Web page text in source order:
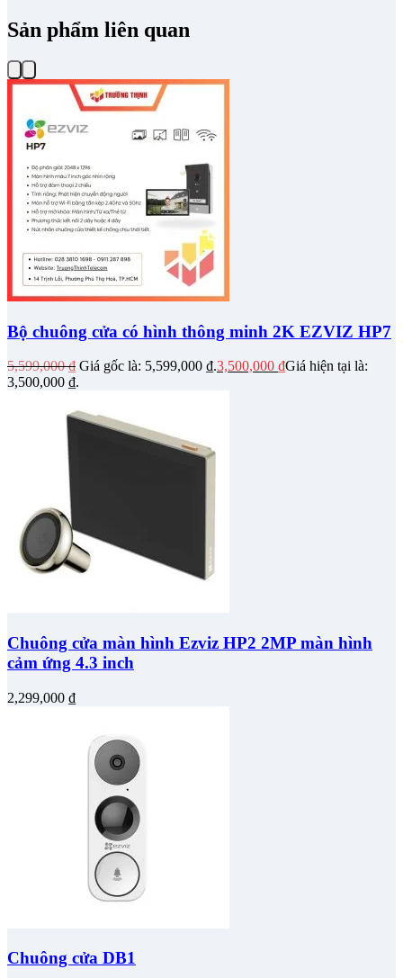
Sản phẩm liên quan
Bộ chuông cửa có hình thông minh 2K EZVIZ HP7
5,599,000₫ Giá gốc là: 5,599,000 ₫.3,500,000 ₫Giá hiện tại là:
3,500,000 ₫.
Chuông cửa màn hình Ezviz HP2 2MP màn hình
cảm ứng 4.3 inch
2,299,000 ₫
Chuông cửa DB1